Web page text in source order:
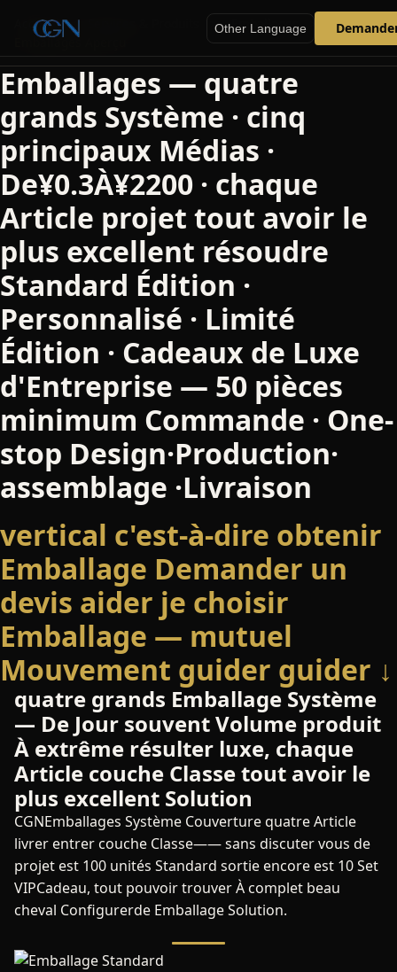
Other Language
Accueil >; >; Emballages
>;
Emballages Aperçu
Emballages — quatre
grands Système · cinq
principaux Médias ·
De¥0.3À¥2200 · chaque
Article projet tout avoir le
plus excellent résoudre
Standard Édition ·
Personnalisé · Limité
Édition · Cadeaux de Luxe
d'Entreprise — 50 pièces
minimum Commande · One-
stop Design·Production·
assemblage ·Livraison
vertical c'est-à-dire obtenir
Emballage Demander un
devis aider je choisir
Emballage — mutuel
Mouvement guider guider ↓
quatre grands Emballage Système
— De Jour souvent Volume produit
À extrême résulter luxe, chaque
Article couche Classe tout avoir le
plus excellent Solution
CGNEmballages Système Couverture quatre Article
livrer entrer couche Classe—— sans discuter vous de
projet est 100 unités Standard sortie encore est 10 Set
VIPCadeau, tout pouvoir trouver À complet beau
cheval Configurerde Emballage Solution.